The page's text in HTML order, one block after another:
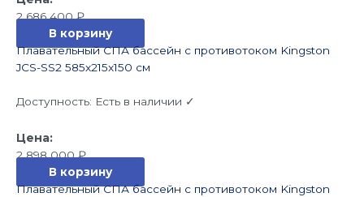
2 686 400₽
В корзину
Плавательный СПА бассейн с противотоком Kingston
JCS-SS2 585x215x150 см
Доступность: Есть в наличии ✓
2 898 000₽
В корзину
Плавательный СПА бассейн с противотоком Kingston